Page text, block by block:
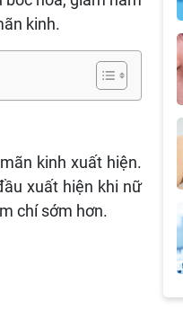
kinh.
kinh xuất hiện.
xuất hiện khi nữ
chí sớm hơn.